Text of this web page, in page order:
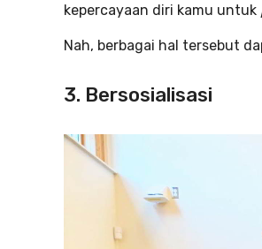
kepercayaan diri kamu untuk
Nah, berbagai hal tersebut
3. Bersosialisasi